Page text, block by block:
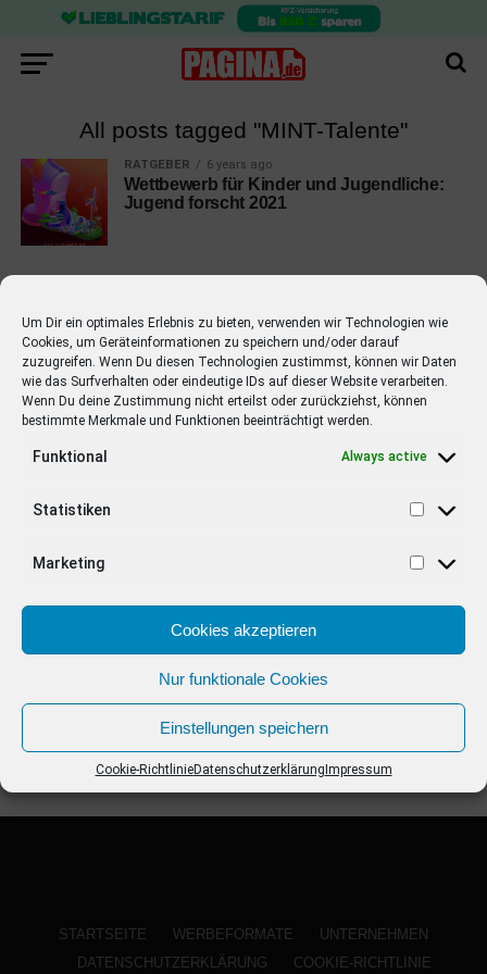
Um Dir ein optimales Erlebnis zu bieten, verwenden wir Technologien wie
Cookies, um Geräteinformationen zu speichern und/oder darauf
zuzugreifen. Wenn Du diesen Technologien zustimmst, können wir Daten
wie das Surfverhalten oder eindeutige IDs auf dieser Website verarbeiten.
Wenn Du deine Zustimmung nicht erteilst oder zurückziehst, können
bestimmte Merkmale und Funktionen beeinträchtigt werden.
Funktional Always active
Statistiken
Marketing
Cookies akzeptieren
Nur funktionale Cookies
Einstellungen speichern
Cookie-RichtlinieDatenschutzerklärung Impressum
All posts tagged "MINT-Talente"
RATGEBER 6 years ago
Wettbewerb für Kinder und Jugendliche:
Jugend forscht 2021
EMPFOHLEN
STARS 4 years ago
Barbara Schöneberger Moderatorin
von “Verstehen Sie Spaß?”
STARTSEITE WERBEFORMATE
UNTERNEHMEN
DATENSCHUTZERKLÄRUNG
COOKIE-RICHTLINIE